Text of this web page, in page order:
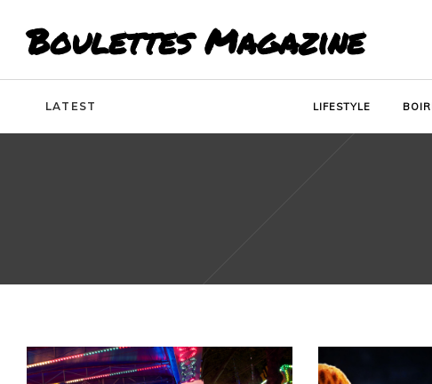
Boulettes Magazine
LATEST LIFESTYLE